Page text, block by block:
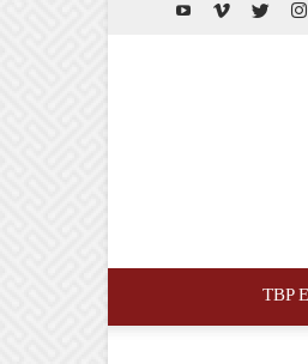
TBP